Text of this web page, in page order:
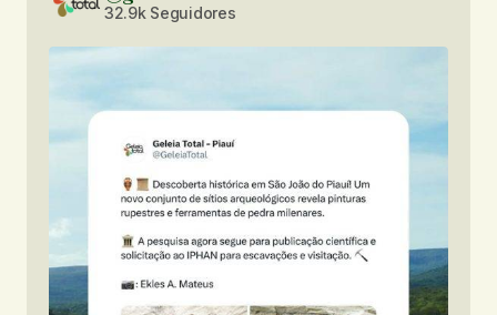
32.9k Seguidores